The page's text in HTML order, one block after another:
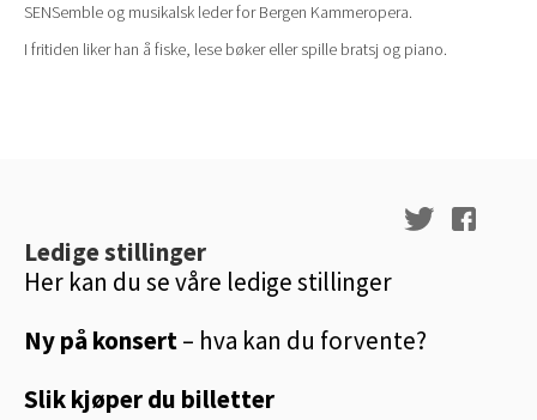
SENSemble og musikalsk leder for Bergen Kammeropera.
I fritiden liker han å fiske, lese bøker eller spille bratsj og piano.
Ledige stillinger
Her kan du se våre ledige stillinger
Ny på konsert– hva kan du forvente?
Slik kjøper du billetter